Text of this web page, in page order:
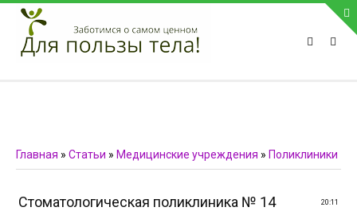
ПРИВЕТСТВУЕМ НА НАШЕМ САЙТЕ
Блок скоро обновится
Главная » Статьи » Медицинские учреждения » Поликлиники
20:11
Стоматологическая поликлиника № 14